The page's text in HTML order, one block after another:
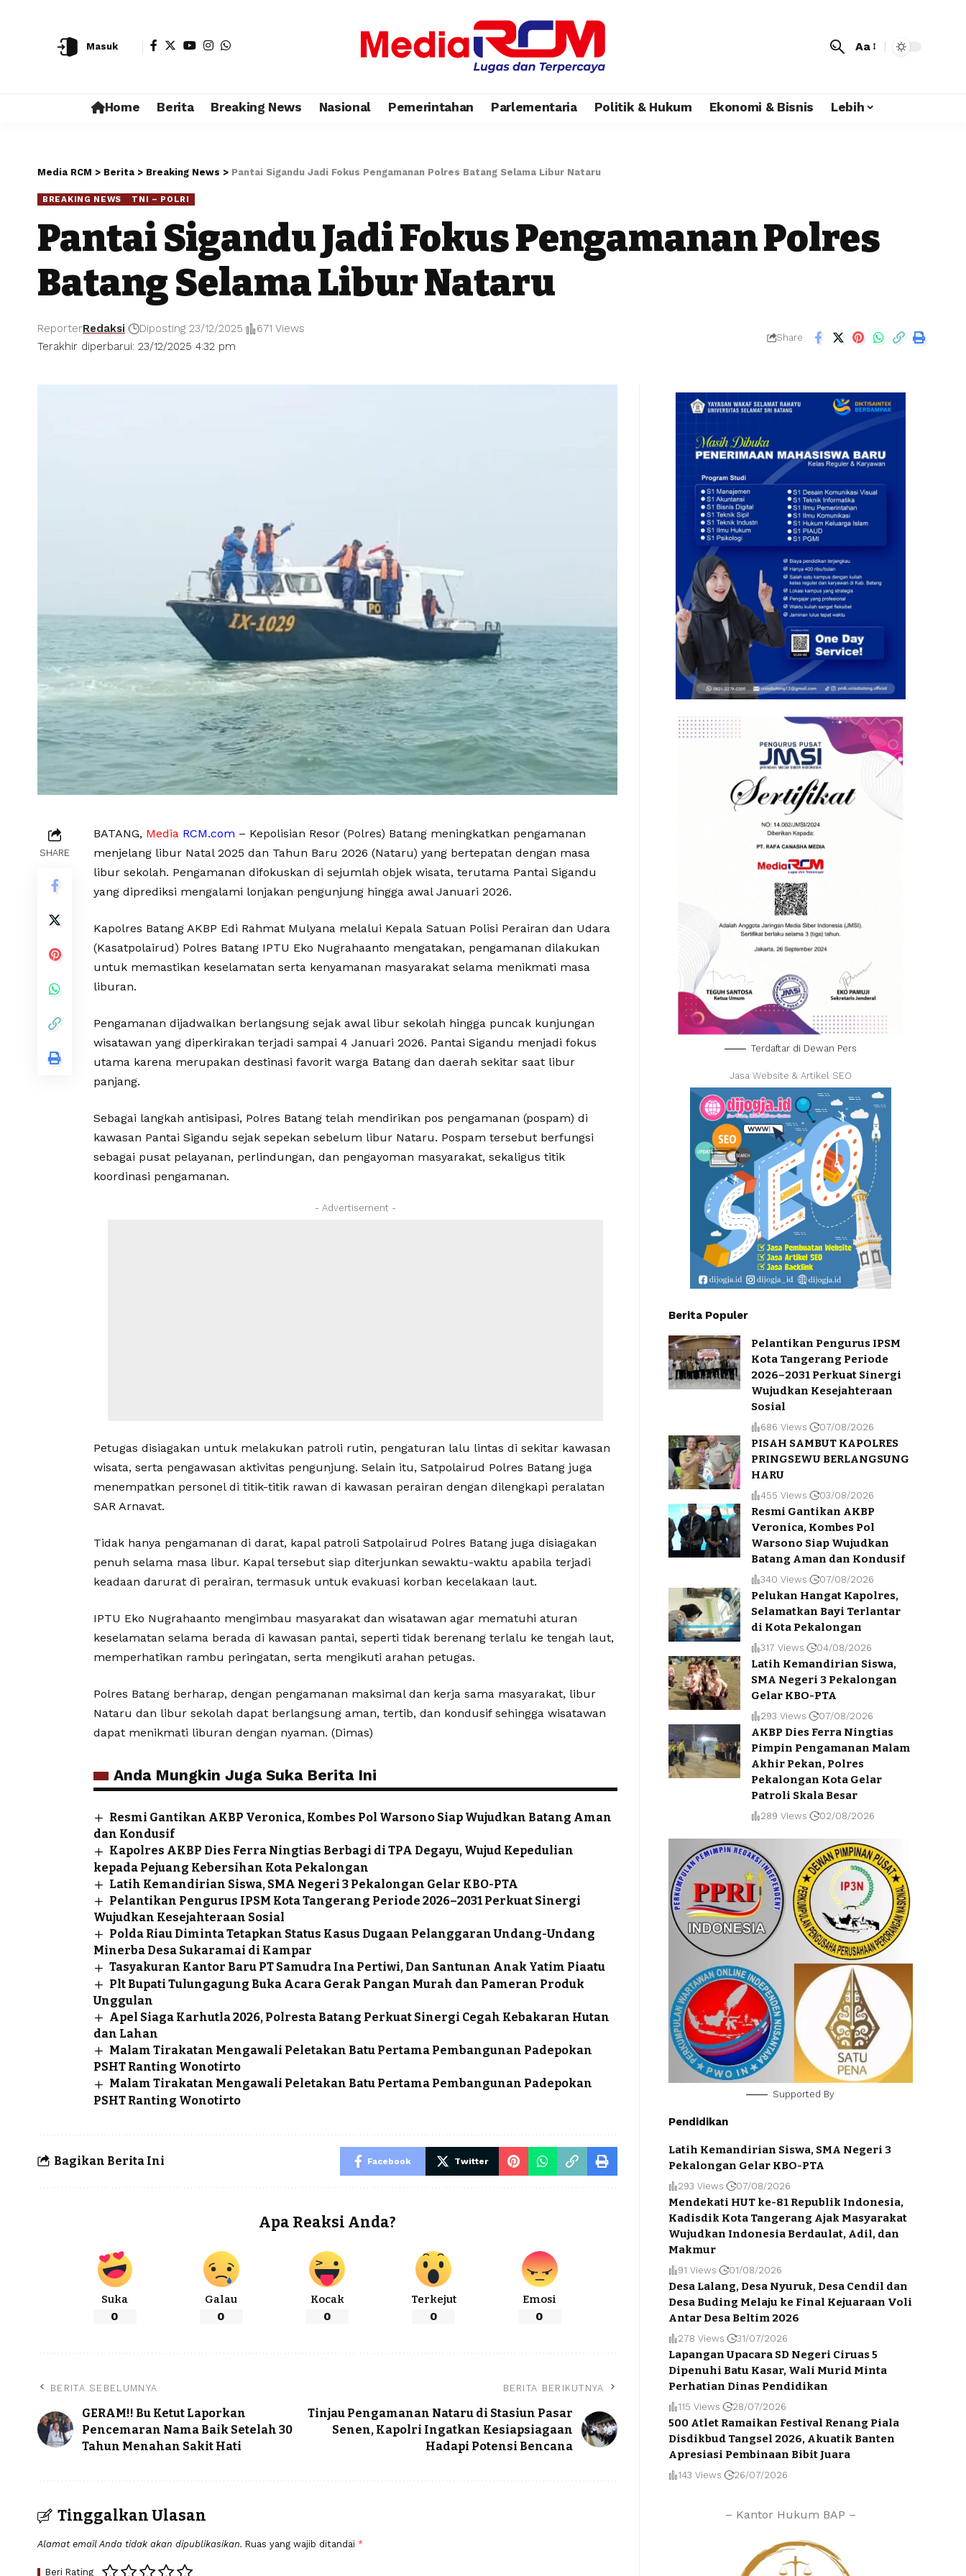
Masuk Aa
Home Berita Breaking News Nasional Pemerintahan Parlementaria Politik & Hukum Ekonomi & Bisnis Lebih
Media RCM > Berita > Breaking News > Pantai Sigandu Jadi Fokus Pengamanan Polres Batang Selama Libur Nataru
BREAKING NEWS TNI – POLRI
Pantai Sigandu Jadi Fokus Pengamanan Polres
Batang Selama Libur Nataru
Terakhir diperbarui: 23/12/2025 4:32 pm
ReporterRedaksi Diposting 23/12/2025 671 Views
Share
SHARE
BATANG, Media RCM.com – Kepolisian Resor (Polres) Batang meningkatkan pengamanan
menjelang libur Natal 2025 dan Tahun Baru 2026 (Nataru) yang bertepatan dengan masa
libur sekolah. Pengamanan difokuskan di sejumlah objek wisata, terutama Pantai Sigandu
yang diprediksi mengalami lonjakan pengunjung hingga awal Januari 2026.
Kapolres Batang AKBP Edi Rahmat Mulyana melalui Kepala Satuan Polisi Perairan dan Udara
(Kasatpolairud) Polres Batang IPTU Eko Nugrahaanto mengatakan, pengamanan dilakukan
untuk memastikan keselamatan serta kenyamanan masyarakat selama menikmati masa
liburan.
Pengamanan dijadwalkan berlangsung sejak awal libur sekolah hingga puncak kunjungan
wisatawan yang diperkirakan terjadi sampai 4 Januari 2026. Pantai Sigandu menjadi fokus
utama karena merupakan destinasi favorit warga Batang dan daerah sekitar saat libur
panjang.
Sebagai langkah antisipasi, Polres Batang telah mendirikan pos pengamanan (pospam) di
kawasan Pantai Sigandu sejak sepekan sebelum libur Nataru. Pospam tersebut berfungsi
sebagai pusat pelayanan, perlindungan, dan pengayoman masyarakat, sekaligus titik
koordinasi pengamanan.
- Advertisement -
Petugas disiagakan untuk melakukan patroli rutin, pengaturan lalu lintas di sekitar kawasan
wisata, serta pengawasan aktivitas pengunjung. Selain itu, Satpolairud Polres Batang juga
menempatkan personel di titik-titik rawan di kawasan perairan dengan dilengkapi peralatan
SAR Arnavat.
Tidak hanya pengamanan di darat, kapal patroli Satpolairud Polres Batang juga disiagakan
penuh selama masa libur. Kapal tersebut siap diterjunkan sewaktu-waktu apabila terjadi
keadaan darurat di perairan, termasuk untuk evakuasi korban kecelakaan laut.
IPTU Eko Nugrahaanto mengimbau masyarakat dan wisatawan agar mematuhi aturan
keselamatan selama berada di kawasan pantai, seperti tidak berenang terlalu ke tengah laut,
memperhatikan rambu peringatan, serta mengikuti arahan petugas.
Polres Batang berharap, dengan pengamanan maksimal dan kerja sama masyarakat, libur
Nataru dan libur sekolah dapat berlangsung aman, tertib, dan kondusif sehingga wisatawan
dapat menikmati liburan dengan nyaman. (Dimas)
Anda Mungkin Juga Suka Berita Ini
Resmi Gantikan AKBP Veronica, Kombes Pol Warsono Siap Wujudkan Batang Aman
dan Kondusif
Kapolres AKBP Dies Ferra Ningtias Berbagi di TPA Degayu, Wujud Kepedulian
kepada Pejuang Kebersihan Kota Pekalongan
Latih Kemandirian Siswa, SMA Negeri 3 Pekalongan Gelar KBO-PTA
Pelantikan Pengurus IPSM Kota Tangerang Periode 2026–2031 Perkuat Sinergi
Wujudkan Kesejahteraan Sosial
Polda Riau Diminta Tetapkan Status Kasus Dugaan Pelanggaran Undang-Undang
Minerba Desa Sukaramai di Kampar
Tasyakuran Kantor Baru PT Samudra Ina Pertiwi, Dan Santunan Anak Yatim Piaatu
Plt Bupati Tulungagung Buka Acara Gerak Pangan Murah dan Pameran Produk
Unggulan
Apel Siaga Karhutla 2026, Polresta Batang Perkuat Sinergi Cegah Kebakaran Hutan
dan Lahan
Malam Tirakatan Mengawali Peletakan Batu Pertama Pembangunan Padepokan
PSHT Ranting Wonotirto
Malam Tirakatan Mengawali Peletakan Batu Pertama Pembangunan Padepokan
PSHT Ranting Wonotirto
Bagikan Berita Ini Facebook Twitter
Apa Reaksi Anda?
Suka
0
Galau
0
Kocak
0
Terkejut
0
Emosi
0
BERITA SEBELUMNYA
GERAM!! Bu Ketut Laporkan
Pencemaran Nama Baik Setelah 30
Tahun Menahan Sakit Hati
BERITA BERIKUTNYA
Tinjau Pengamanan Nataru di Stasiun Pasar
Senen, Kapolri Ingatkan Kesiapsiagaan
Hadapi Potensi Bencana
Tinggalkan Ulasan
Alamat email Anda tidak akan dipublikasikan. Ruas yang wajib ditandai *
Beri Rating
Terdaftar di Dewan Pers
Jasa Website & Artikel SEO
Berita Populer
Pelantikan Pengurus IPSM
Kota Tangerang Periode
2026–2031 Perkuat Sinergi
Wujudkan Kesejahteraan
Sosial
686 Views 07/08/2026
PISAH SAMBUT KAPOLRES
PRINGSEWU BERLANGSUNG
HARU
455 Views 03/08/2026
Resmi Gantikan AKBP
Veronica, Kombes Pol
Warsono Siap Wujudkan
Batang Aman dan Kondusif
340 Views 07/08/2026
Pelukan Hangat Kapolres,
Selamatkan Bayi Terlantar
di Kota Pekalongan
317 Views 04/08/2026
Latih Kemandirian Siswa,
SMA Negeri 3 Pekalongan
Gelar KBO-PTA
293 Views 07/08/2026
AKBP Dies Ferra Ningtias
Pimpin Pengamanan Malam
Akhir Pekan, Polres
Pekalongan Kota Gelar
Patroli Skala Besar
289 Views 02/08/2026
Supported By
Pendidikan
Latih Kemandirian Siswa, SMA Negeri 3
Pekalongan Gelar KBO-PTA
293 Views 07/08/2026
Mendekati HUT ke-81 Republik Indonesia,
Kadisdik Kota Tangerang Ajak Masyarakat
Wujudkan Indonesia Berdaulat, Adil, dan
Makmur
91 Views 01/08/2026
Desa Lalang, Desa Nyuruk, Desa Cendil dan
Desa Buding Melaju ke Final Kejuaraan Voli
Antar Desa Beltim 2026
278 Views 31/07/2026
Lapangan Upacara SD Negeri Ciruas 5
Dipenuhi Batu Kasar, Wali Murid Minta
Perhatian Dinas Pendidikan
115 Views 28/07/2026
500 Atlet Ramaikan Festival Renang Piala
Disdikbud Tangsel 2026, Akuatik Banten
Apresiasi Pembinaan Bibit Juara
143 Views 26/07/2026
– Kantor Hukum BAP –